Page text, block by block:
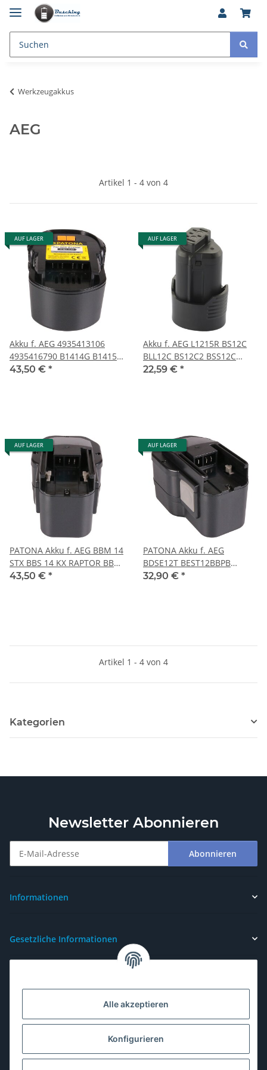
Alle akzeptieren
Konfigurieren
Werkzeugakkus
AEG
Artikel 1 - 4 von 4
AUF LAGER
Akku f. AEG 4935413106
4935416790 B1414G B1415R
B1420R GBS 14.4V M1430R
43,50 € *
AUF LAGER
Akku f. AEG L1215R BS12C
BLL12C BS12C2 BSS12C
BWS12 von PATONA
22,59 € *
AUF LAGER
PATONA Akku f. AEG BBM 14
STX BBS 14 KX RAPTOR BBS
14 X BBS 14 X RAPTOR BDSE
43,50 € *
AUF LAGER
PATONA Akku f. AEG
BDSE12T BEST12BBPB
BEST12X BS2E12T SB2E12
32,90 € *
Artikel 1 - 4 von 4
Kategorien
Newsletter Abonnieren
Abonnieren
Informationen
Gesetzliche Informationen